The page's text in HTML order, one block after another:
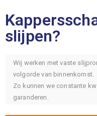
slijpen?
Wij werken met vaste
volgorde van binnenkomst.
Zo kunnen we constante
garanderen.